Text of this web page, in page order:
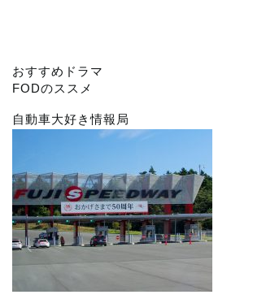
おすすめドラマ
自動車大好き情報局